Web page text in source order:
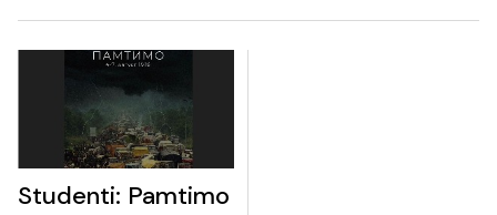
Studenti: Pamtimo